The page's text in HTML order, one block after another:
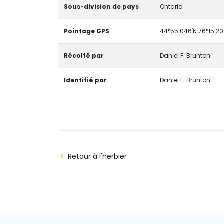
Sous-division de pays Ontario
Pointage GPS 44°55.046'N
Récolté par Daniel F. Brunton
Identifié par Daniel F. Brunton
Retour à l'herbier